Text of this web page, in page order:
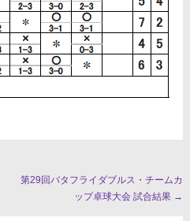
第29回バタフライダブルス・チームカ
ップ卓球大会 試合結果 →